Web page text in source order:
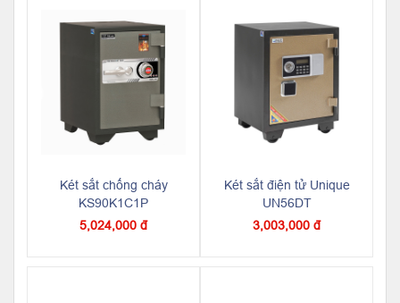
Két sắt chống cháy
KS90K1C1P
5,024,000 đ
Két sắt điện tử Unique
UN56DT
3,003,000 đ